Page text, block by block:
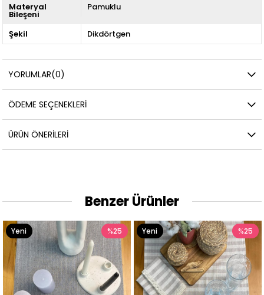
Materyal
Bileşeni
Pamuklu
Şekil Dikdörtgen
YORUMLAR(0)
ÖDEME SEÇENEKLERI
ÜRÜN ÖNERILERI
Benzer Ürünler
%25 %25
Yeni
Ürün